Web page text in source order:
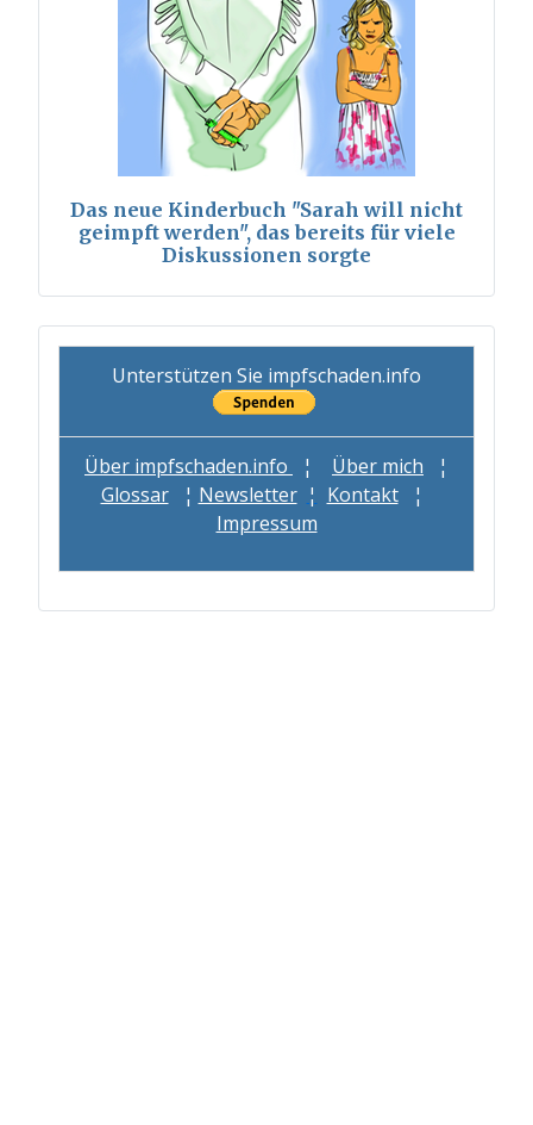
Das neue Kinderbuch "Sarah will nicht
geimpft werden", das bereits für viele
Diskussionen sorgte
Unterstützen Sie impfschaden.info
Über impfschaden.info ¦ Über mich
¦
Glossar
¦ Newsletter ¦ Kontakt
¦
Impressum